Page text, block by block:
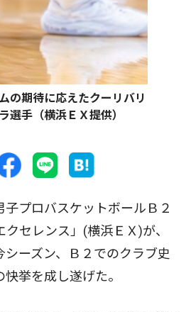
の期待に応えたクーリバリ
選手（横浜ＥＸ提供）
プロバスケットボールＢ２
セレンス」(横浜ＥＸ)が、
ーズン、Ｂ２でのクラブ史
挙を成し遂げた。